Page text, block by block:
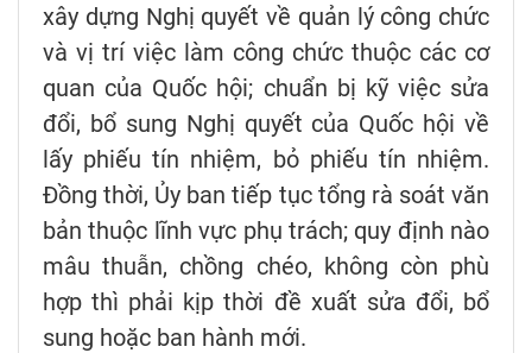
xây dựng Nghị quyết về quản lý công chức
và vị trí việc làm công chức thuộc các cơ
quan của Quốc hội; chuẩn bị kỹ việc sửa
đổi, bổ sung Nghị quyết của Quốc hội về
lấy phiếu tín nhiệm, bỏ phiếu tín nhiệm.
Đồng thời, Ủy ban tiếp tục tổng rà soát văn
bản thuộc lĩnh vực phụ trách; quy định nào
mâu thuẫn, chồng chéo, không còn phù
hợp thì phải kịp thời đề xuất sửa đổi, bổ
sung hoặc ban hành mới.